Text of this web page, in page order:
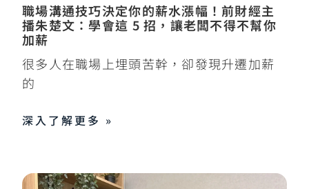
職場溝通技巧決定你的薪水漲幅！前財經主
播朱楚文：學會這 5 招，讓老闆不得不幫你
加薪
很多人在職場上埋頭苦幹，卻發現升遷加薪
的
深入了解更多 »